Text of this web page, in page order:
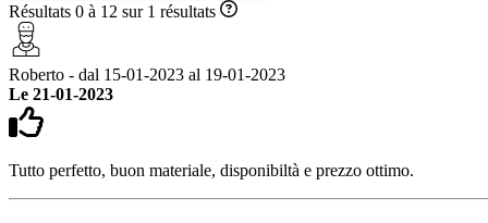
Résultats 0 à 12 sur 1 résultats
Roberto - dal 15-01-2023 al 19-01-2023
Le 21-01-2023
Tutto perfetto, buon materiale, disponibiltà e prezzo ottimo.